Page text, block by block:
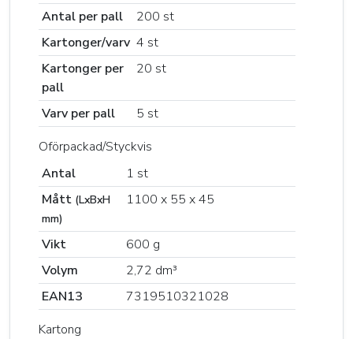
Antal per pall
200 st
Kartonger/varv 4 st
Kartonger per
pall
20 st
Varv per pall
5 st
Oförpackad/Styckvis
Antal
1 st
Mått (LxBxH
mm)
1100 x 55 x 45
Vikt
600 g
Volym
2,72 dm³
EAN13
7319510321028
Kartong